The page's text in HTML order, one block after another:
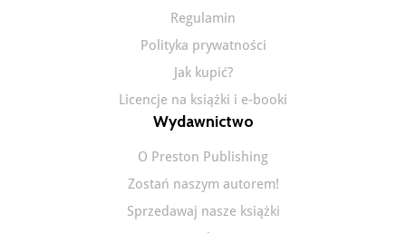
Regulamin
Polityka prywatności
Jak kupić?
Licencje na książki i e-booki
Wydawnictwo
O Preston Publishing
Zostań naszym autorem!
Sprzedawaj nasze książki